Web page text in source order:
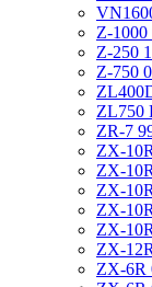
Z-1000
Z-250
Z-750
ZL750
ZR-7
ZX-
ZX-
ZX-
ZX-
ZX-
ZX-
ZX-6R